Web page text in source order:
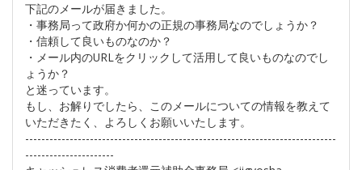
下記のメールが届きました。
・事務局って政府か何かの正規の事務局なのでしょうか？
・信頼して良いものなのか？
・メール内のURLをクリックして活用して良いものなのでし
ょうか？
と迷っています。
もし、お解りでしたら、このメールについての情報を教えて
いただきたく、よろしくお願いいたします。
-----------------------------------------------------------------------------
----------------------